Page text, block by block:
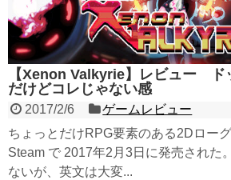
【Xenon Valkyrie】レビュー ド
だけどコレじゃない感
2017/2/6
ゲームレビュー
ちょっとだけRPG要素のある2Dロー
Steam で 2017年2月3日に発売された
ないが、英文は大変...